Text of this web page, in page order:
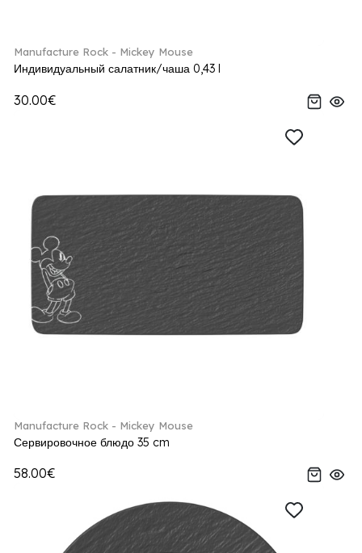
Manufacture Rock - Mickey Mouse
Индивидуальный салатник/чаша 0,43 l
30.00€
Manufacture Rock - Mickey Mouse
Сервировочное блюдо 35 cm
58.00€